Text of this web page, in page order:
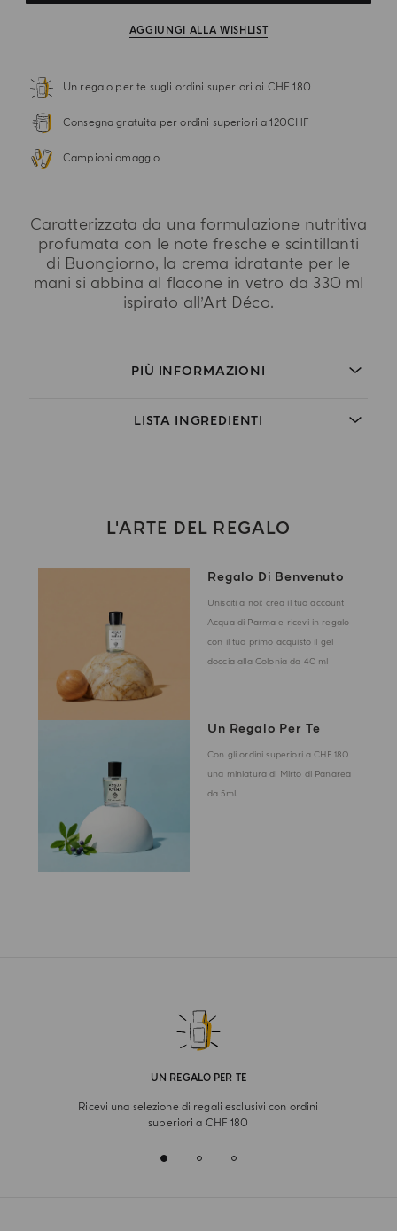
AGGIUNGI ALLA WISHLIST
Un regalo per te sugli ordini superiori ai CHF 180
Consegna gratuita per ordini superiori a 120CHF
Campioni omaggio
Caratterizzata da una formulazione nutritiva
profumata con le note fresche e scintillanti
di Buongiorno, la crema idratante per le
mani si abbina al flacone in vetro da 330 ml
ispirato all’Art Déco.
PIÙ INFORMAZIONI
LISTA INGREDIENTI
L'ARTE DEL REGALO
Regalo Di Benvenuto
Unisciti a noi: crea il tuo account
Acqua di Parma e ricevi in regalo
con il tuo primo acquisto il gel
doccia alla Colonia da 40 ml
Un Regalo Per Te
Con gli ordini superiori a CHF 180
una miniatura di Mirto di Panarea
da 5ml.
UN REGALO PER TE
Ricevi una selezione di regali esclusivi con ordini
superiori a CHF 180